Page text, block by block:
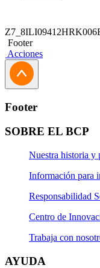
Footer
Acciones
Footer
SOBRE EL BCP
Nuestra historia y
Información para
Responsabilidad
Centro de
Trabaja con
AYUDA